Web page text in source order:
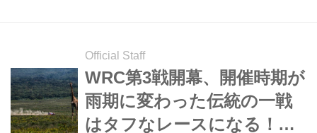
が入った。 過酷なグラベルにトラブル
続出 世界一過酷なサファリのグラベル
ステージは、今年も不変だった。とく
にに今年は3日間とも予想に反して雨
Official Staff
WRC第3戦開幕、開催時期が
雨期に変わった伝統の一戦
はタフなレースになる！？